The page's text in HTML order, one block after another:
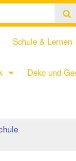
Schule & Lernen
Deko und